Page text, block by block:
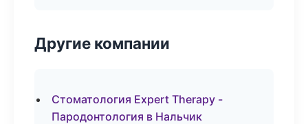
Другие компании
Стоматология Expert Therapy -
Пародонтология в Нальчик